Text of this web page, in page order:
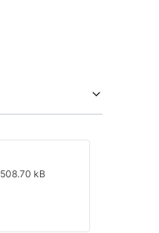
508.70 kB